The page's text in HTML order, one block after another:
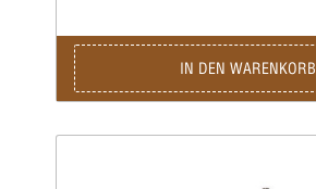
IN DEN WARENKORB